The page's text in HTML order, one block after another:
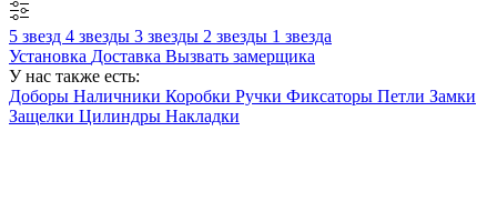
5 звезд 4 звезды 3 звезды 2 звезды 1 звезда
Установка Доставка Вызвать замерщика
У нас также есть:
Доборы Наличники Коробки Ручки Фиксаторы Петли Замки
Защелки Цилиндры Накладки